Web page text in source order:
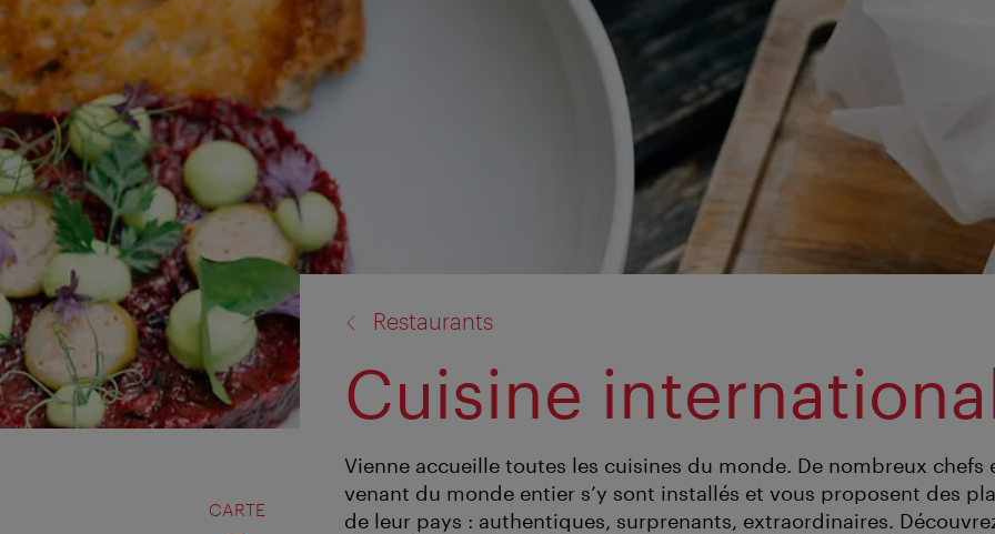
CARTE
Restaurants
Cuisine
Vienne accueille toutes les cuisines du monde. De nombreux chefs
venant du monde entier s’y sont installés et vous proposent des
de leur pays : authentiques, surprenants, extraordinaires.